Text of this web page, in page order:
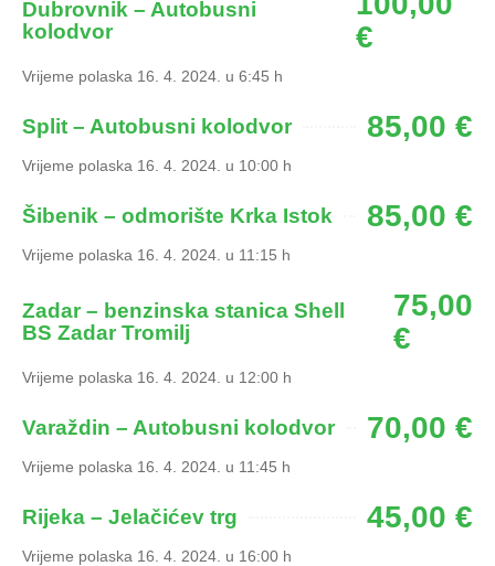
Dubrovnik – Autobusni
kolodvor
€
Vrijeme polaska 16. 4. 2024. u 6:45 h
Split – Autobusni kolodvor 85,00 €
Vrijeme polaska 16. 4. 2024. u 10:00 h
Šibenik – odmorište Krka Istok 85,00 €
Vrijeme polaska 16. 4. 2024. u 11:15 h
Zadar – benzinska stanica Shell
BS Zadar Tromilj
75,00
€
Vrijeme polaska 16. 4. 2024. u 12:00 h
Varaždin – Autobusni kolodvor 70,00 €
Vrijeme polaska 16. 4. 2024. u 11:45 h
Rijeka – Jelačićev trg 45,00 €
Vrijeme polaska 16. 4. 2024. u 16:00 h